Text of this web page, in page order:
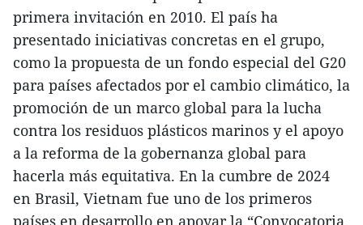
primera invitación en 2010. El país ha
presentado iniciativas concretas en el grupo,
como la propuesta de un fondo especial del G20
para países afectados por el cambio climático, la
promoción de un marco global para la lucha
contra los residuos plásticos marinos y el apoyo
a la reforma de la gobernanza global para
hacerla más equitativa. En la cumbre de 2024
en Brasil, Vietnam fue uno de los primeros